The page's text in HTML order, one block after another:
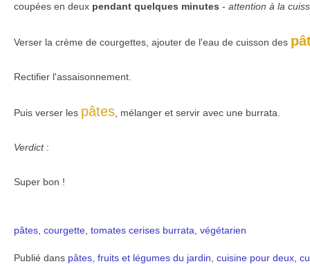
coupées en deux pendant quelques minutes - attention à la
Verser la crème de courgettes, ajouter de l'eau de cuisson des
Rectifier l'assaisonnement.
Puis verser les pâtes , mélanger et servir avec une burrata.
Verdict:
Super bon !
pâtes courgette tomates cerises burrata végétarien
Publié dans pâtes fruits et légumes du jardin cuisine pour deux